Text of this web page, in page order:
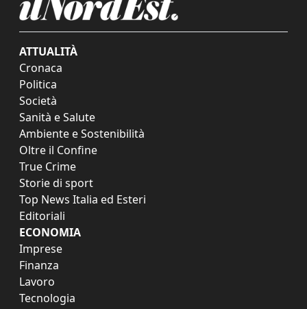
ATTUALITÀ
Cronaca
Politica
Società
Sanità e Salute
Ambiente e Sostenibilità
Oltre il Confine
True Crime
Storie di sport
Top News Italia ed Esteri
Editoriali
ECONOMIA
Imprese
Finanza
Lavoro
Tecnologia